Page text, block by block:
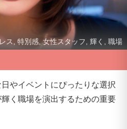
ス, 特別感, 女性スタッフ, 輝く, 職場
やイベントにぴったりな選択
く職場を演出するための重要